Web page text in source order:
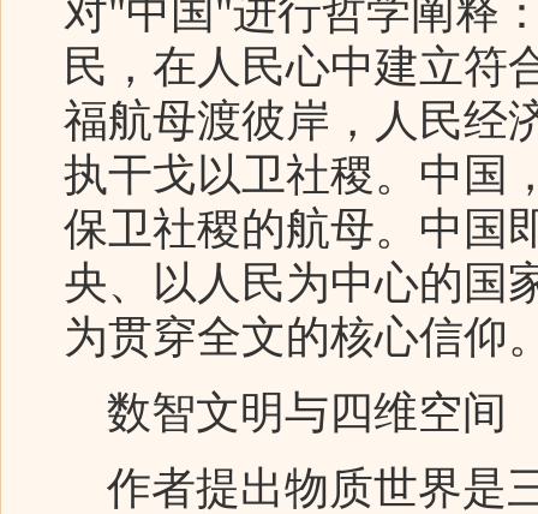
对"中国"进行哲学阐释
民，在人民心中建立符
福航母渡彼岸，人民经
执干戈以卫社稷。中国
保卫社稷的航母。中国
央、以人民为中心的国
为贯穿全文的核心信仰
数智文明与四维空间
作者提出物质世界是